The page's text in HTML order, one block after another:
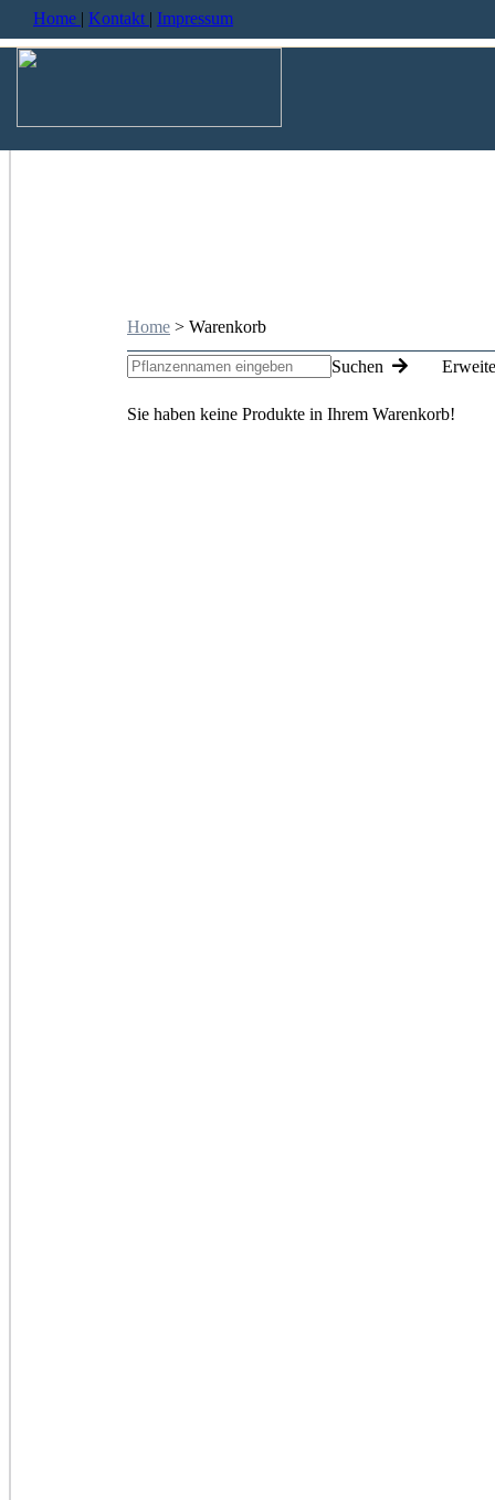
Home | Kontakt | Impressum
Home > Warenkorb
Suchen
Sie haben keine Produkte in Ihrem Warenkorb!